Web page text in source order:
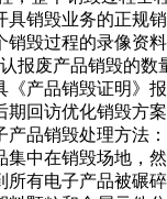
一种重要的信息
对于涉及国家秘密
露，可能会对国家
因此，如何安全、
入的区域。公司
频繁，公司内部产
仅记录了公司的交
。每到一处，检查
》及消防知识彩页
数据，朝天宫警
带回警务站由前
，原来失主和闺蜜
就来到了夫子庙
分类回收标准、
的收集、堆放、分
污染与破坏的行为
场的综合信息服务
公司在接受到了我
具销毁业务的正规
销毁过程的录像资
报废产品销毁的数
产品销毁证明》
期回访优化销毁方
产品销毁处理方法
集中在销毁场地，
所有电子产品被碾